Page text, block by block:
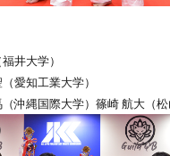
井大学）
愛知工業大学）
沖縄国際大学）篠崎 航大（松